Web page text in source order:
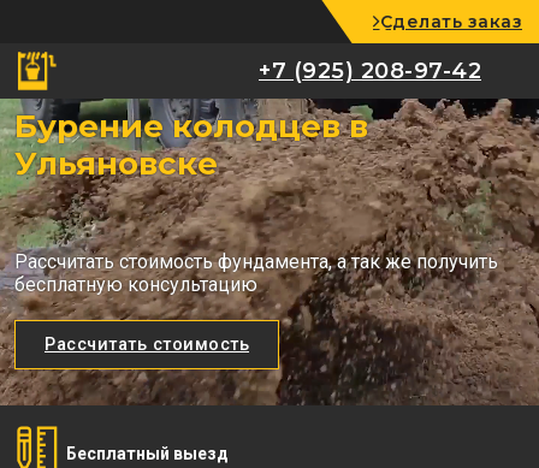
+7 (925) 208-97-42
Сделать заказ
+7 (925) 208-97-42
Бурение колодцев в
Ульяновске
Рассчитать стоимость фундамента, а так же получить
бесплатную консультацию
Рассчитать стоимость
Бесплатный выезд